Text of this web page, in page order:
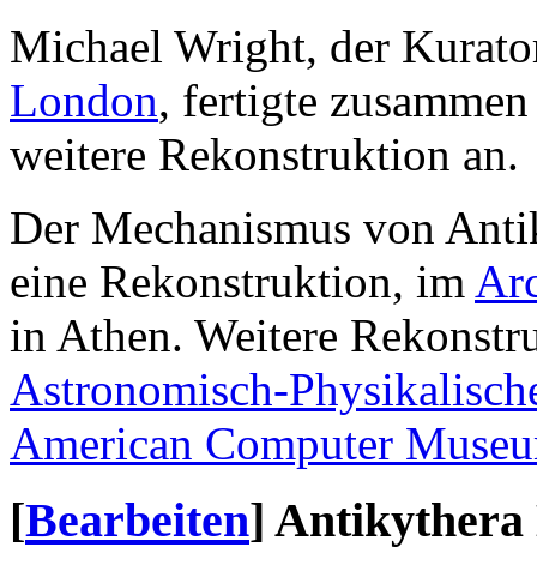
Michael Wright, der
London, fertigte
weitere Rekonstruktion an.
Der Mechanismus von
eine Rekonstruktion, im
in Athen. Weitere
Astronomisch-
American Computer
[Bearbeiten] Antikythera